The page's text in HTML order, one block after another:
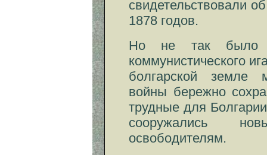
свидетельствовали
1878 годов.
Но не так было
коммунистического
болгарской земле
войны бережно
трудные для
сооружались
освободителям.